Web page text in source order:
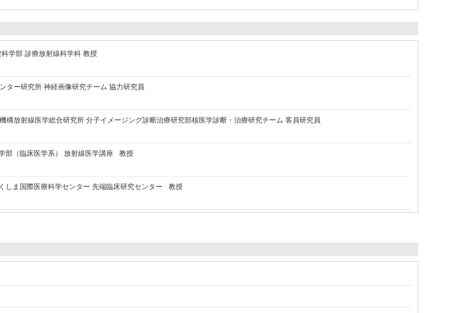
学部 診療放射線科学科 教授
ター研究所 神経画像研究チーム 協力研究員
構放射線医学総合研究所 分子イメージング診断治療研究部核医学診断・治療研究チーム 客員研究員
部（臨床医学系） 放射線医学講座 教授
しま国際医療科学センター 先端臨床研究センター 教授